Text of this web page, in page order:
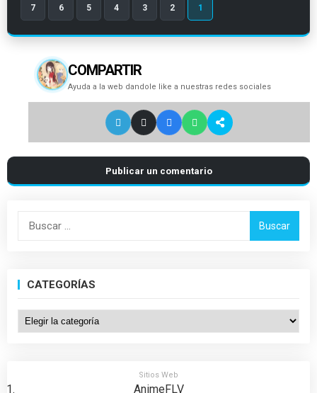
number
7 6 5 4 3 2 1
COMPARTIR
Ayuda a la web dandole like a nuestras redes sociales
Publicar un comentario
Buscar:
CATEGORÍAS
Categorías
Sitios Web
AnimeFLV